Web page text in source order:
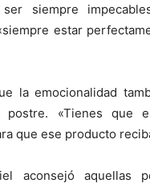
siempre
estar
la emocionalidad
postre. «Tienes que
que ese producto
aconsejó aquellas